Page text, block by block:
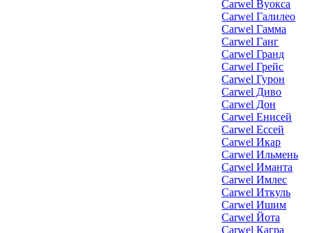
Carwel Вуокса
Carwel Галилео
Carwel Гамма
Carwel Ганг
Carwel Гранд
Carwel Грейс
Carwel Гурон
Carwel Диво
Carwel Дон
Carwel Енисей
Carwel Ессей
Carwel Икар
Carwel Ильмень
Carwel Иманта
Carwel Имлес
Carwel Иткуль
Carwel Ишим
Carwel Йота
Carwel Кагра